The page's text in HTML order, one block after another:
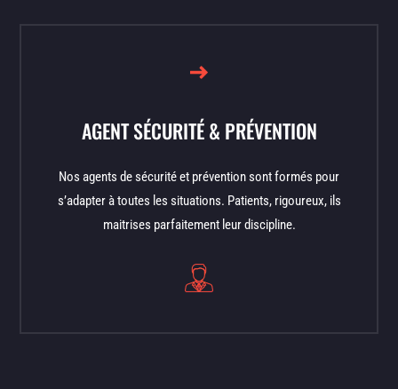
AGENT SÉCURITÉ & PRÉVENTION
Nos agents de sécurité et prévention sont formés pour
s’adapter à toutes les situations. Patients, rigoureux, ils
maitrises parfaitement leur discipline.